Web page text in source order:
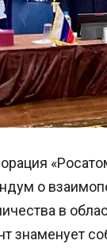
о
в
знаменует